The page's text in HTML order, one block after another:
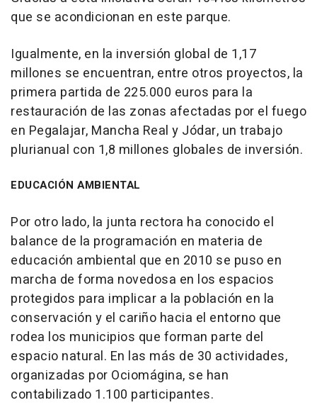
que se acondicionan en este parque.
Igualmente, en la inversión global de 1,17
millones se encuentran, entre otros proyectos, la
primera partida de 225.000 euros para la
restauración de las zonas afectadas por el fuego
en Pegalajar, Mancha Real y Jódar, un trabajo
plurianual con 1,8 millones globales de inversión.
EDUCACIÓN AMBIENTAL
Por otro lado, la junta rectora ha conocido el
balance de la programación en materia de
educación ambiental que en 2010 se puso en
marcha de forma novedosa en los espacios
protegidos para implicar a la población en la
conservación y el cariño hacia el entorno que
rodea los municipios que forman parte del
espacio natural. En las más de 30 actividades,
organizadas por Ociomágina, se han
contabilizado 1.100 participantes.